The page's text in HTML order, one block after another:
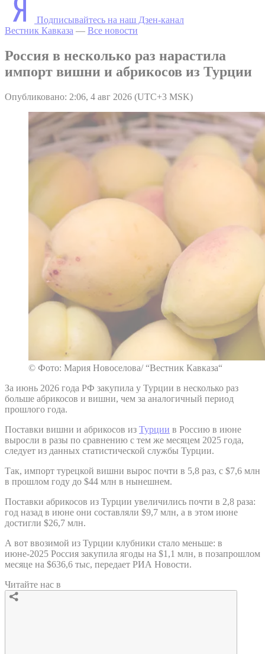
Подписывайтесь на наш Дзен-канал
Вестник Кавказа — Все новости
Россия в несколько раз нарастила
импорт вишни и абрикосов из Турции
Опубликовано: 2:06, 4 авг 2026 (UTC+3 MSK)
© Фото: Мария Новоселова/ “Вестник Кавказа“
За июнь 2026 года РФ закупила у Турции в несколько раз
больше абрикосов и вишни, чем за аналогичный период
прошлого года.
Поставки вишни и абрикосов из Турции в Россию в июне
выросли в разы по сравнению с тем же месяцем 2025 года,
следует из данных статистической службы Турции.
Так, импорт турецкой вишни вырос почти в 5,8 раз, с $7,6 млн
в прошлом году до $44 млн в нынешнем.
Поставки абрикосов из Турции увеличились почти в 2,8 раза:
год назад в июне они составляли $9,7 млн, а в этом июне
достигли $26,7 млн.
А вот ввозимой из Турции клубники стало меньше: в
июне-2025 Россия закупила ягоды на $1,1 млн, в позапрошлом
месяце на $636,6 тыс, передает РИА Новости.
Читайте нас в